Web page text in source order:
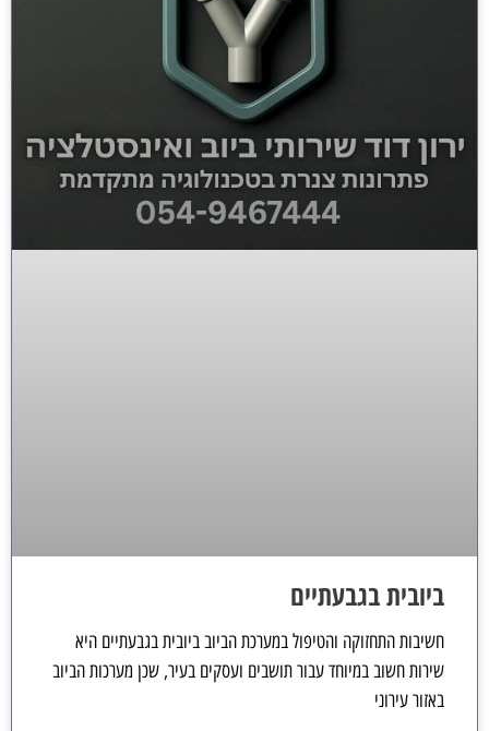
ביובית בגבעתיים
חשיבות התחזוקה והטיפול במערכת הביוב ביובית בגבעתיים היא
שירות חשוב במיוחד עבור תושבים ועסקים בעיר, שכן מערכות הביוב
באזור עירוני